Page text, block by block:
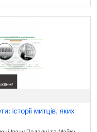
історії митців, яких